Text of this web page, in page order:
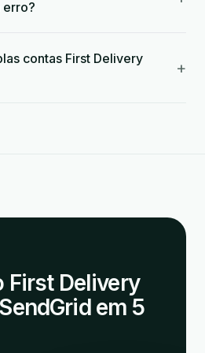
erro?
contas First Delivery
+
First Delivery
em 5